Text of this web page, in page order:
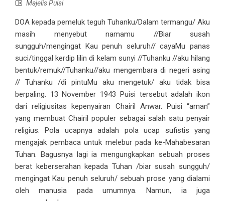
Majelis Puisi
DOA kepada pemeluk teguh Tuhanku/Dalam termangu/ Aku
masih menyebut namamu //Biar susah
sungguh/mengingat Kau penuh seluruh// cayaMu panas
suci/tinggal kerdip lilin di kelam sunyi //Tuhanku //aku hilang
bentuk/remuk//Tuhanku//aku mengembara di negeri asing
// Tuhanku /di pintuMu aku mengetuk/ aku tidak bisa
berpaling. 13 November 1943 Puisi tersebut adalah ikon
dari religiusitas kepenyairan Chairil Anwar. Puisi “aman”
yang membuat Chairil populer sebagai salah satu penyair
religius. Pola ucapnya adalah pola ucap sufistis yang
mengajak pembaca untuk melebur pada ke-Mahabesaran
Tuhan. Bagusnya lagi ia mengungkapkan sebuah proses
berat keberserahan kepada Tuhan /biar susah sungguh/
mengingat Kau penuh seluruh/ sebuah prose yang dialami
oleh manusia pada umumnya. Namun, ia juga